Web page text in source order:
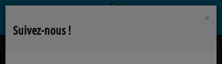
×
Suivez-nous !